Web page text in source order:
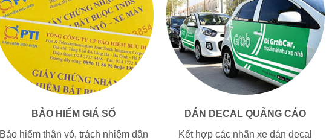
BẢO HIỂM GIÁ SỐ
Bảo hiểm thân vỏ, trách nhiệm dân
DÁN DECAL QUẢNG CÁO
Kết hợp các nhãn xe dán decal